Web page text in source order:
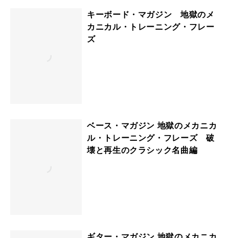
キーボード・マガジン 地獄のメ
カニカル・トレーニング・フレー
ズ
ベース・マガジン 地獄のメカニカ
ル・トレーニング・フレーズ 破
壊と再生のクラシック名曲編